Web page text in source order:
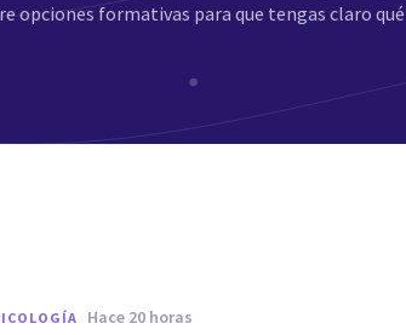
opciones formativas para que tengas claro
hace 20 horas